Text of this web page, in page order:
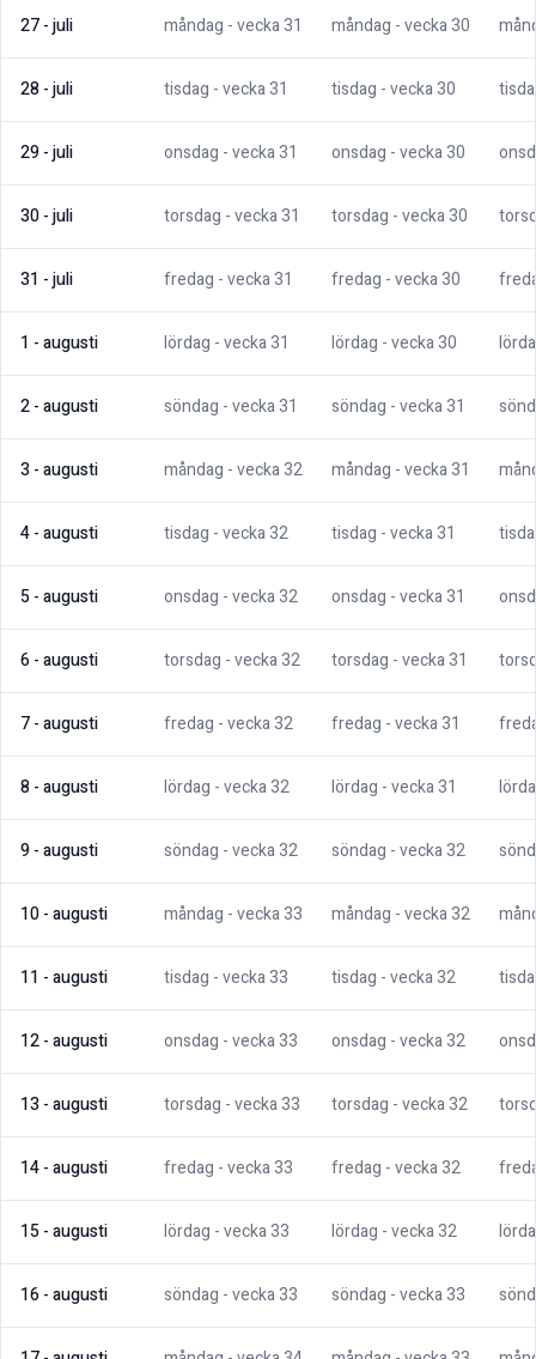
27-juli måndag - vecka31 måndag - vecka30
28-juli tisdag - vecka31 tisdag - vecka30
29-juli onsdag - vecka31 onsdag - vecka30
30-juli torsdag - vecka31 torsdag - vecka30
31 -juli fredag - vecka31 fredag - vecka30
1 -augusti lördag - vecka31 lördag - vecka30
2-augusti söndag - vecka31 söndag - vecka31
3 -augusti måndag - vecka32 måndag - vecka31
4-augusti tisdag - vecka32 tisdag - vecka31
5-augusti onsdag - vecka32 onsdag - vecka31
6-augusti torsdag - vecka32 torsdag - vecka31
7-augusti fredag - vecka32 fredag - vecka31
8-augusti lördag - vecka32 lördag - vecka31
9-augusti söndag - vecka32 söndag - vecka32
10-augusti måndag - vecka33 måndag - vecka32
11 -augusti tisdag - vecka33 tisdag - vecka32
12-augusti onsdag - vecka33 onsdag - vecka32
13 -augusti torsdag - vecka33 torsdag - vecka32
14-augusti fredag - vecka33 fredag - vecka32
15-augusti lördag - vecka33 lördag - vecka32
16-augusti söndag - vecka33 söndag - vecka33